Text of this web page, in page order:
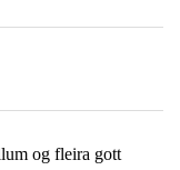
og fleira gott